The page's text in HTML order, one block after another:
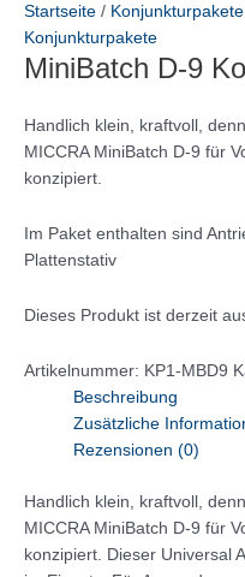
Startseite / Konjunkturpakete
Konjunkturpakete
MiniBatch D-9
Handlich klein, kraftvoll,
MICCRA MiniBatch D-9 für
konzipiert.
Im Paket enthalten sind
Plattenstativ
Dieses Produkt ist derzeit
Artikelnummer: KP1-MBD9
Beschreibung
Zusätzliche
Rezensionen (0)
Handlich klein, kraftvoll,
MICCRA MiniBatch D-9 für
konzipiert. Dieser Universal